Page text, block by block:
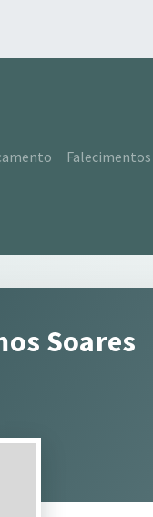
Falecimentos
Soares